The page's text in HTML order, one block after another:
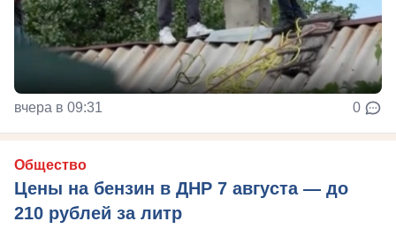
вчера в 09:31 0
Общество
Цены на бензин в ДНР 7 августа — до
210 рублей за литр